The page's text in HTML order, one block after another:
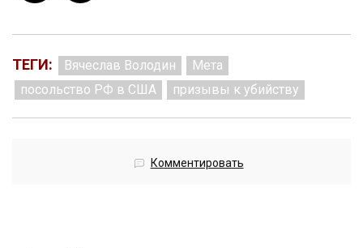
ТЕГИ: Вячеслав Володин
Мета
посольство РФ в США
призывы к убийству
Комментировать